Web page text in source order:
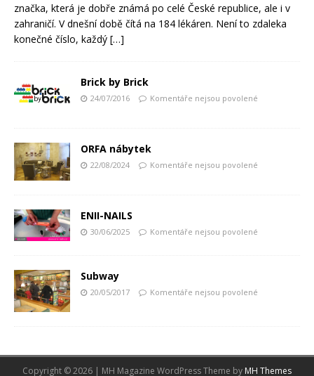
značka, která je dobře známá po celé České republice, ale i v
zahraničí. V dnešní době čítá na 184 lékáren. Není to zdaleka
konečné číslo, každý […]
Brick by Brick
24/07/2016 Komentáře nejsou povolené
ORFA nábytek
22/08/2024 Komentáře nejsou povolené
ENII-NAILS
30/06/2025 Komentáře nejsou povolené
Subway
20/05/2017 Komentáře nejsou povolené
Copyright © 2026 | MH Magazine WordPress Theme by MH Themes